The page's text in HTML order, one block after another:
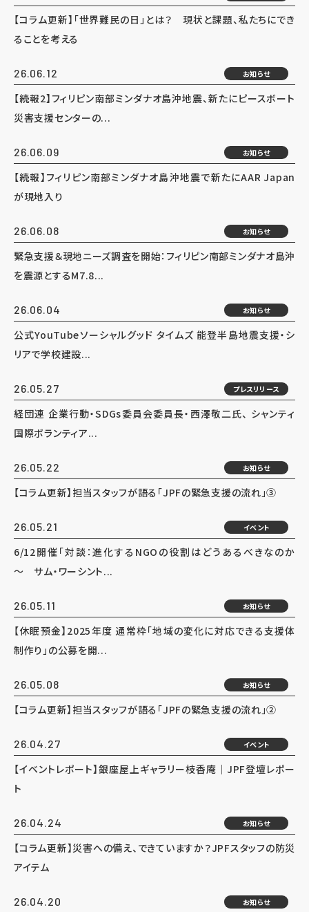
【コラム更新】「世界難民の日」とは？ 現状と課題、私たちにでき
ることを考える
26.06.12 お知らせ
【続報2】フィリピン南部ミンダナオ島沖地震、新たにピースボート
災害支援センターの...
26.06.09 お知らせ
【続報】フィリピン南部ミンダナオ島沖地震で新たにAAR Japan
が現地入り
26.06.08 お知らせ
緊急支援＆現地ニーズ調査を開始：フィリピン南部ミンダナオ島沖
を震源とするM7.8...
26.06.04 お知らせ
公式YouTubeソーシャルグッド タイムズ 能登半島地震支援・シ
リアで学校建設...
26.05.27 プレスリリース
経団連 企業行動・SDGs委員会委員長・西澤敬二氏、 シャンティ
国際ボランティア...
26.05.22 お知らせ
【コラム更新】担当スタッフが語る「JPFの緊急支援の流れ」③
26.05.21 イベント
6/12開催「対談：進化するNGOの役割はどうあるべきなのか
～ サム・ワーシント...
26.05.11 お知らせ
【休眠預金】2025年度 通常枠「地域の変化に対応できる支援体
制作り」の公募を開...
26.05.08 お知らせ
【コラム更新】担当スタッフが語る「JPFの緊急支援の流れ」②
26.04.27 イベント
【イベントレポート】銀座屋上ギャラリー枝香庵｜JPF登壇レポー
ト
26.04.24 お知らせ
【コラム更新】災害への備え、できていますか？JPFスタッフの防災
アイテム
26.04.20 お知らせ